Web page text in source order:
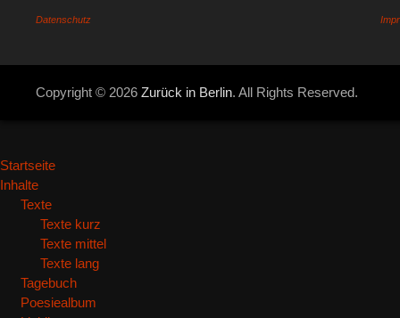
Datenschutz
Copyright © 2026 Zurück in Berlin. All Rights Reserved.
Startseite
Inhalte
Texte
Texte kurz
Texte mittel
Texte lang
Tagebuch
Poesiealbum